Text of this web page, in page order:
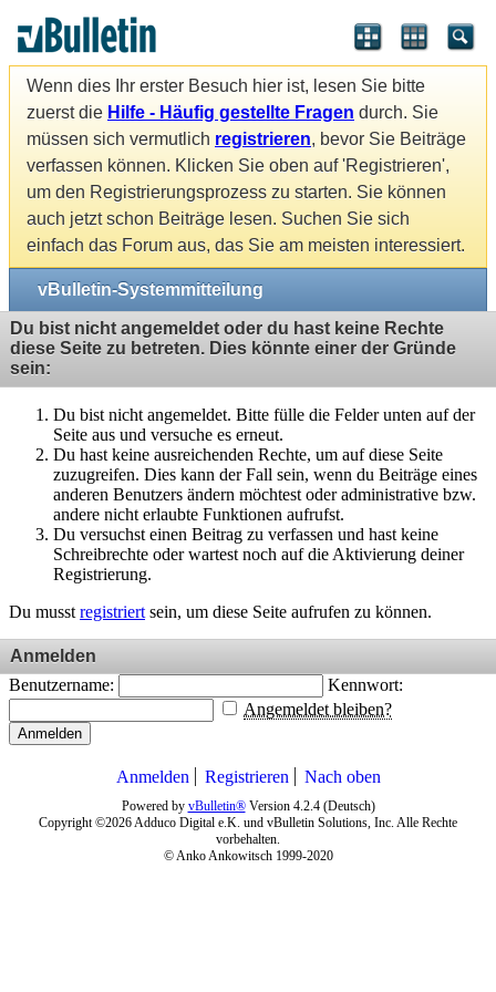
Wenn dies Ihr erster Besuch hier ist, lesen Sie bitte
zuerst die Hilfe - Häufig gestellte Fragen durch. Sie
müssen sich vermutlich registrieren, bevor Sie Beiträge
verfassen können. Klicken Sie oben auf 'Registrieren',
um den Registrierungsprozess zu starten. Sie können
auch jetzt schon Beiträge lesen. Suchen Sie sich
einfach das Forum aus, das Sie am meisten interessiert.
vBulletin-Systemmitteilung
Du bist nicht angemeldet oder du hast keine Rechte
diese Seite zu betreten. Dies könnte einer der Gründe
sein:
Du bist nicht angemeldet. Bitte fülle die Felder unten auf der
Seite aus und versuche es erneut.
Du hast keine ausreichenden Rechte, um auf diese Seite
zuzugreifen. Dies kann der Fall sein, wenn du Beiträge eines
anderen Benutzers ändern möchtest oder administrative bzw.
andere nicht erlaubte Funktionen aufrufst.
Du versuchst einen Beitrag zu verfassen und hast keine
Schreibrechte oder wartest noch auf die Aktivierung deiner
Registrierung.
Du musst registriert sein, um diese Seite aufrufen zu können.
Anmelden
Benutzername:
Kennwort:
Angemeldet bleiben?
Anmelden
Anmelden Registrieren Nach oben
Powered by vBulletin®Version 4.2.4 (Deutsch)
Copyright ©2026 Adduco Digital e.K. und vBulletin Solutions, Inc. Alle Rechte
vorbehalten.
© Anko Ankowitsch 1999-2020